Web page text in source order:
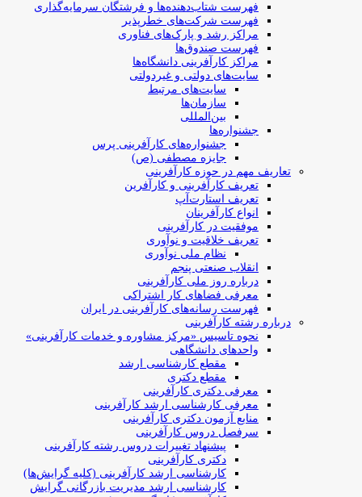
فهرست شتاب‌دهنده‌ها‌ و فرشتگان‌ سرمایه‌گذاری
فهرست شرکت‌های خطرپذیر
مراکز رشد و پارک‌های فناوری
فهرست صندوق‌ها
مراکز کارآفرینی دانشگاه‌ها
سایت‌های دولتی و غیردولتی
سایت‌های مرتبط
سازمان‌ها
بین‌المللی
جشنواره‌ها
جشنواره‌های کارآفرینی‌ پرس
جایزه مصطفی (ص)
تعاریف مهم در حوزه کارآفرینی
تعریف کارآفرینی و کارآفرین
تعریف استارت‌آپ
انواع کارآفرینان
موفقیت در کارآفرینی
تعریف خلاقیت و نوآوری
نظام ملی نوآوری
انقلاب صنعتی پنجم
درباره روز ملی کارآفرینی
معرفی فضاهای کار اشتراکی
فهرست رسانه‌های کارآفرینی در ایران
درباره رشته کارآفرینی
نحوه تاسیس «مرکز مشاوره و خدمات کارآفرینی»
واحدهای دانشگاهی
مقطع کارشناسی ارشد
مقطع دکتری
معرفی دکتری کارآفرینی
معرفی کارشناسی ارشد کارآفرینی
منابع آزمون دکتری کارآفرینی
سرفصل دروس کارآفرینی
پیشنهاد تغییرات دروس رشته کارآفرینی
دکتری کارآفرینی
کارشناسی ارشد کارآفرینی (کلیه گرایش‌ها)
کارشناسی ارشد مدیریت بازرگانی گرایش